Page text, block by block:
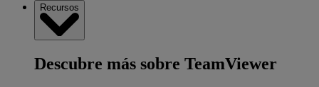
Recursos
Descubre más sobre TeamViewer